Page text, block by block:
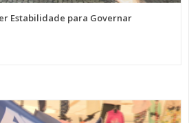
Estabilidade para Governar